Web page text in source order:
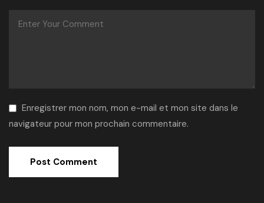
Enregistrer mon nom, mon e-mail et mon site dans le
navigateur pour mon prochain commentaire.